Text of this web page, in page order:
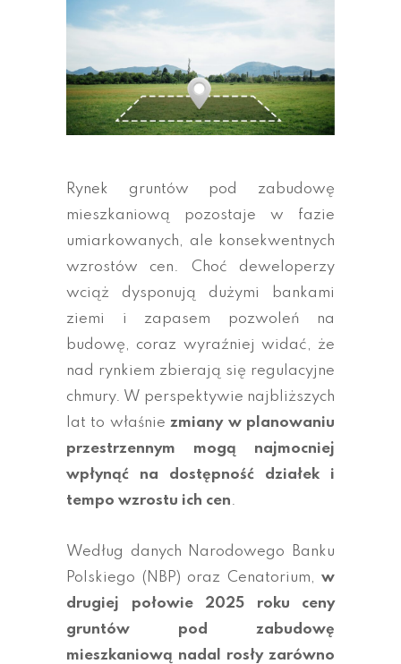
Rynek gruntów pod zabudowę
mieszkaniową pozostaje w fazie
umiarkowanych, ale konsekwentnych
wzrostów cen. Choć deweloperzy
wciąż dysponują dużymi bankami
ziemi i zapasem pozwoleń na
budowę, coraz wyraźniej widać, że
nad rynkiem zbierają się regulacyjne
chmury. W perspektywie najbliższych
lat to właśniezmiany w planowaniu
przestrzennym mogą najmocniej
wpłynąć na dostępność działek i
tempo wzrostu ich cen.
Według danych Narodowego Banku
Polskiego (NBP) oraz Cenatorium, w
drugiej połowie 2025 roku ceny
gruntów pod zabudowę
mieszkaniową nadal rosły zarówno